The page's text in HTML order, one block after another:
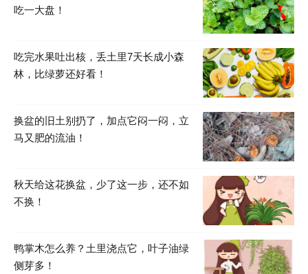
吃一大盘！
吃完水果吐出核，丢土里7天长成小森
林，比绿萝还好看！
换盆的旧土别扔了，加点它闷一闷，立
马又肥的流油！
秋天给这花换盆，少了这一步，还不如
不换！
鸭掌木怎么养？土里浇点它，叶子油绿
侧芽多！